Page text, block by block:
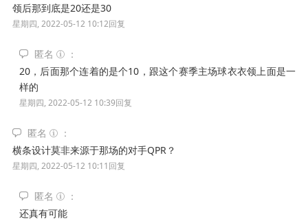
领后那到底是20还是30
星期四, 2022-05-12 10:12回复
匿名
20，后面那个连着的是个10，跟这个赛季主场球衣衣领上面是一
样的
星期四, 2022-05-12 10:39回复
匿名
横条设计莫非来源于那场的对手QPR？
星期四, 2022-05-12 10:11回复
匿名
还真有可能